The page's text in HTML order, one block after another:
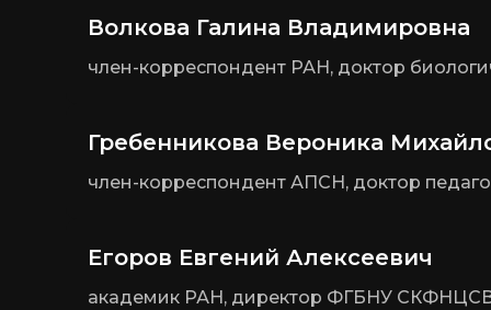
член-корреспондент РАН, доктор
Волкова Галина Владимировна
член-корреспондент АПСН, доктор
Гребенникова Вероника
академик РАН, директор ФГБНУ
Егоров Евгений Алексеевич